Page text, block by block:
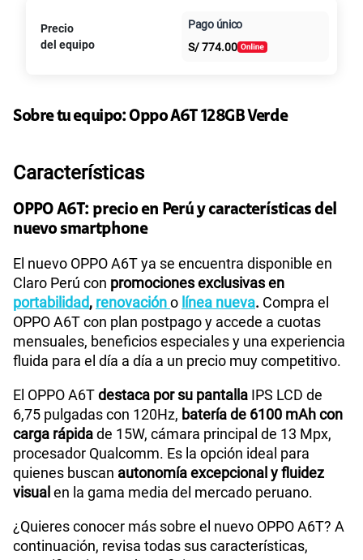
Paga solo
125GBen alta velocidad
S/
Paga solo 95.90
Paga solo
Paga solo
175GBen alta velocidad
S/ 159.90
Paga solo
185GBen alta velocidad
Paga solo
200GBen alta velocidad
S/289.90
Ver menos planes
Al contado Cuotas Claro
intereses
Precio
del equipo
Pago único
S/774.00
Sobre tu equipo:OppoA6T 128GB Verde
Características
OPPO A6T: precio en Perú y características del
nuevo smartphone
El nuevo OPPO A6T ya se encuentra disponible en
Claro Perú con promociones exclusivas en
portabilidad, renovacióno línea nueva. Compra el
OPPO A6T con plan postpago y accede a cuotas
mensuales, beneficios especiales y una experiencia
fluida para el día a día a un precio muy competitivo.
El OPPO A6Tdestaca por su pantalla IPS LCD de
6,75 pulgadas con 120Hz, batería de 6100 mAh con
carga rápidade 15W, cámara principal de 13 Mpx,
procesador Qualcomm. Es la opción ideal para
quienes buscan autonomía excepcional y fluidez
visualen la gama media del mercado peruano.
¿Quieres conocer más sobre el nuevo OPPO A6T? A
continuación, revisa todas sus características,